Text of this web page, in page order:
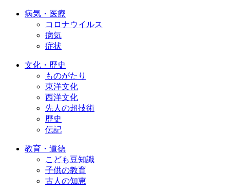
病気・医療
コロナウイルス
病気
症状
文化・歴史
ものがたり
東洋文化
西洋文化
先人の超技術
歴史
伝記
教育・道徳
こども豆知識
子供の教育
古人の知恵